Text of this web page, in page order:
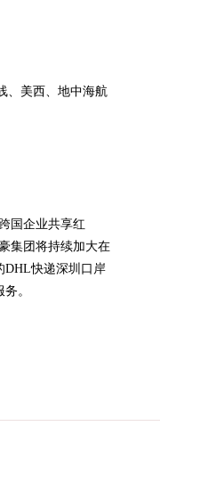
、美西、地中海航
国企业共享红
集团将持续加大在
DHL快递深圳口岸
。